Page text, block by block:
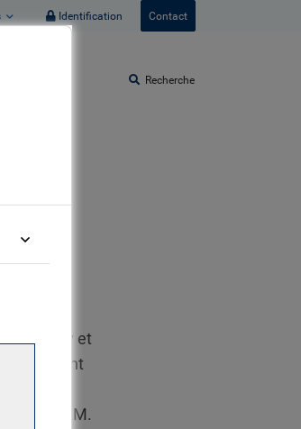
Identification Contact
Recherche
BlueBay et
BlueBay, M.